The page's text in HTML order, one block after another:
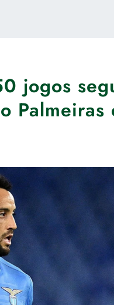
jogos
Palmeiras